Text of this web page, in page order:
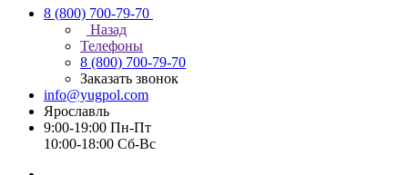
8 (800) 700-79-70
Назад
Телефоны
8 (800) 700-79-70
Заказать звонок
info@yugpol.com
Ярославль
9:00-19:00 Пн-Пт
10:00-18:00 Cб-Вс